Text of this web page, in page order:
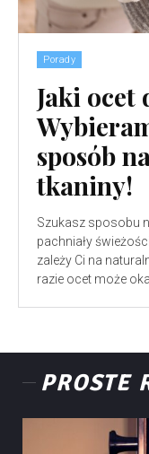
Porady
Jaki ocet
sposób
tkaniny!
Szukasz sposobu
pachniały
zależy Ci na
razie ocet może
PROSTE